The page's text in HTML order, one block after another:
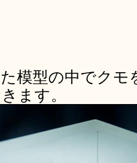
模型の中でク
ます。